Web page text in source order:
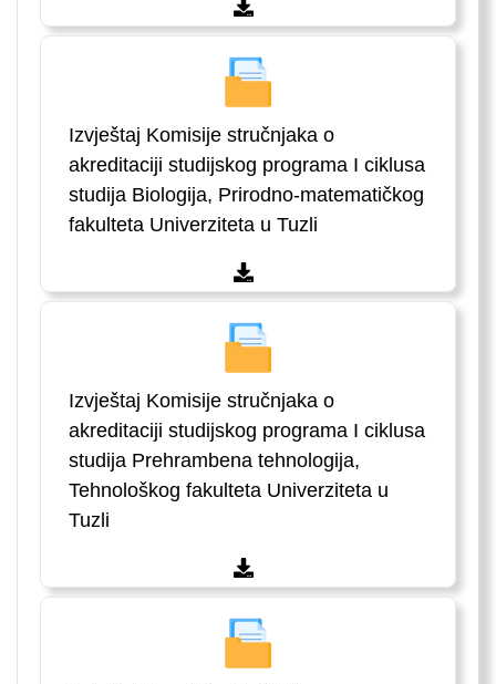
Izvještaj Komisije stručnjaka o
akreditaciji studijskog programa I ciklusa
studija Biologija, Prirodno-matematičkog
fakulteta Univerziteta u Tuzli
Izvještaj Komisije stručnjaka o
akreditaciji studijskog programa I ciklusa
studija Prehrambena tehnologija,
Tehnološkog fakulteta Univerziteta u
Tuzli